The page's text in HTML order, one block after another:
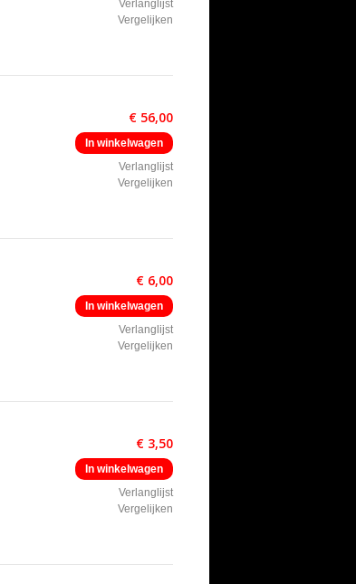
Verlanglijst
Vergelijken
€ 56,00
In winkelwagen
Verlanglijst
Vergelijken
€ 6,00
In winkelwagen
Verlanglijst
Vergelijken
€ 3,50
In winkelwagen
Verlanglijst
Vergelijken